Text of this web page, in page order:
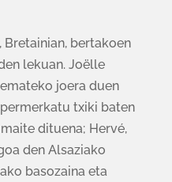
Bretainian, bertakoen
lekuan. Joëlle
joera duen
txiki baten
dituena; Hervé,
den Alsaziako
basozaina eta